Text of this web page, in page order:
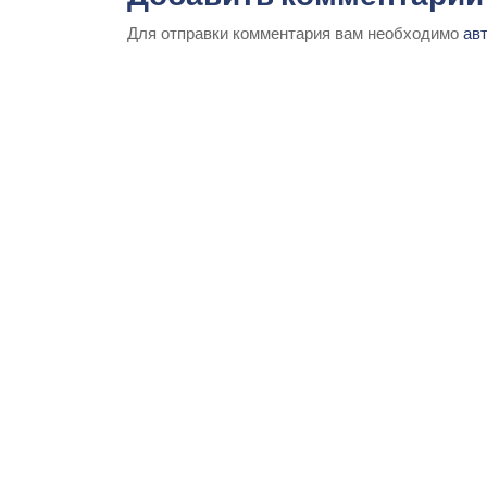
Для отправки комментария вам необходимо